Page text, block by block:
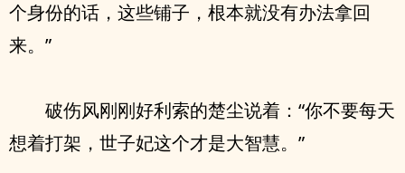
个身份的话，这些铺子，根本就没有办法拿回
来。”
破伤风刚刚好利索的楚尘说着：“你不要每天
想着打架，世子妃这个才是大智慧。”